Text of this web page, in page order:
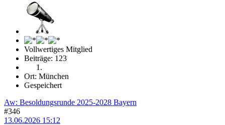
Vollwertiges Mitglied
Beiträge: 123
Ort: München
Gespeichert
Aw: Besoldungsrunde 2025-2028 Bayern
#346
13.06.2026 15:12